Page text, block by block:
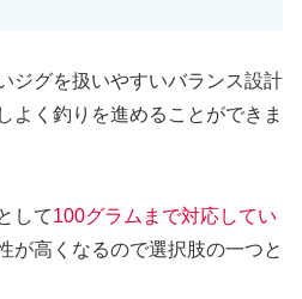
ジグを扱いやすいバランス設計
よく釣りを進めることができま
して100グラムまで対応してい
が高くなるので選択肢の一つと